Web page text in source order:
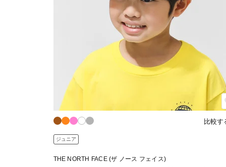
比較す
ジュニア
THE NORTH FACE (ザ ノース フェイス)